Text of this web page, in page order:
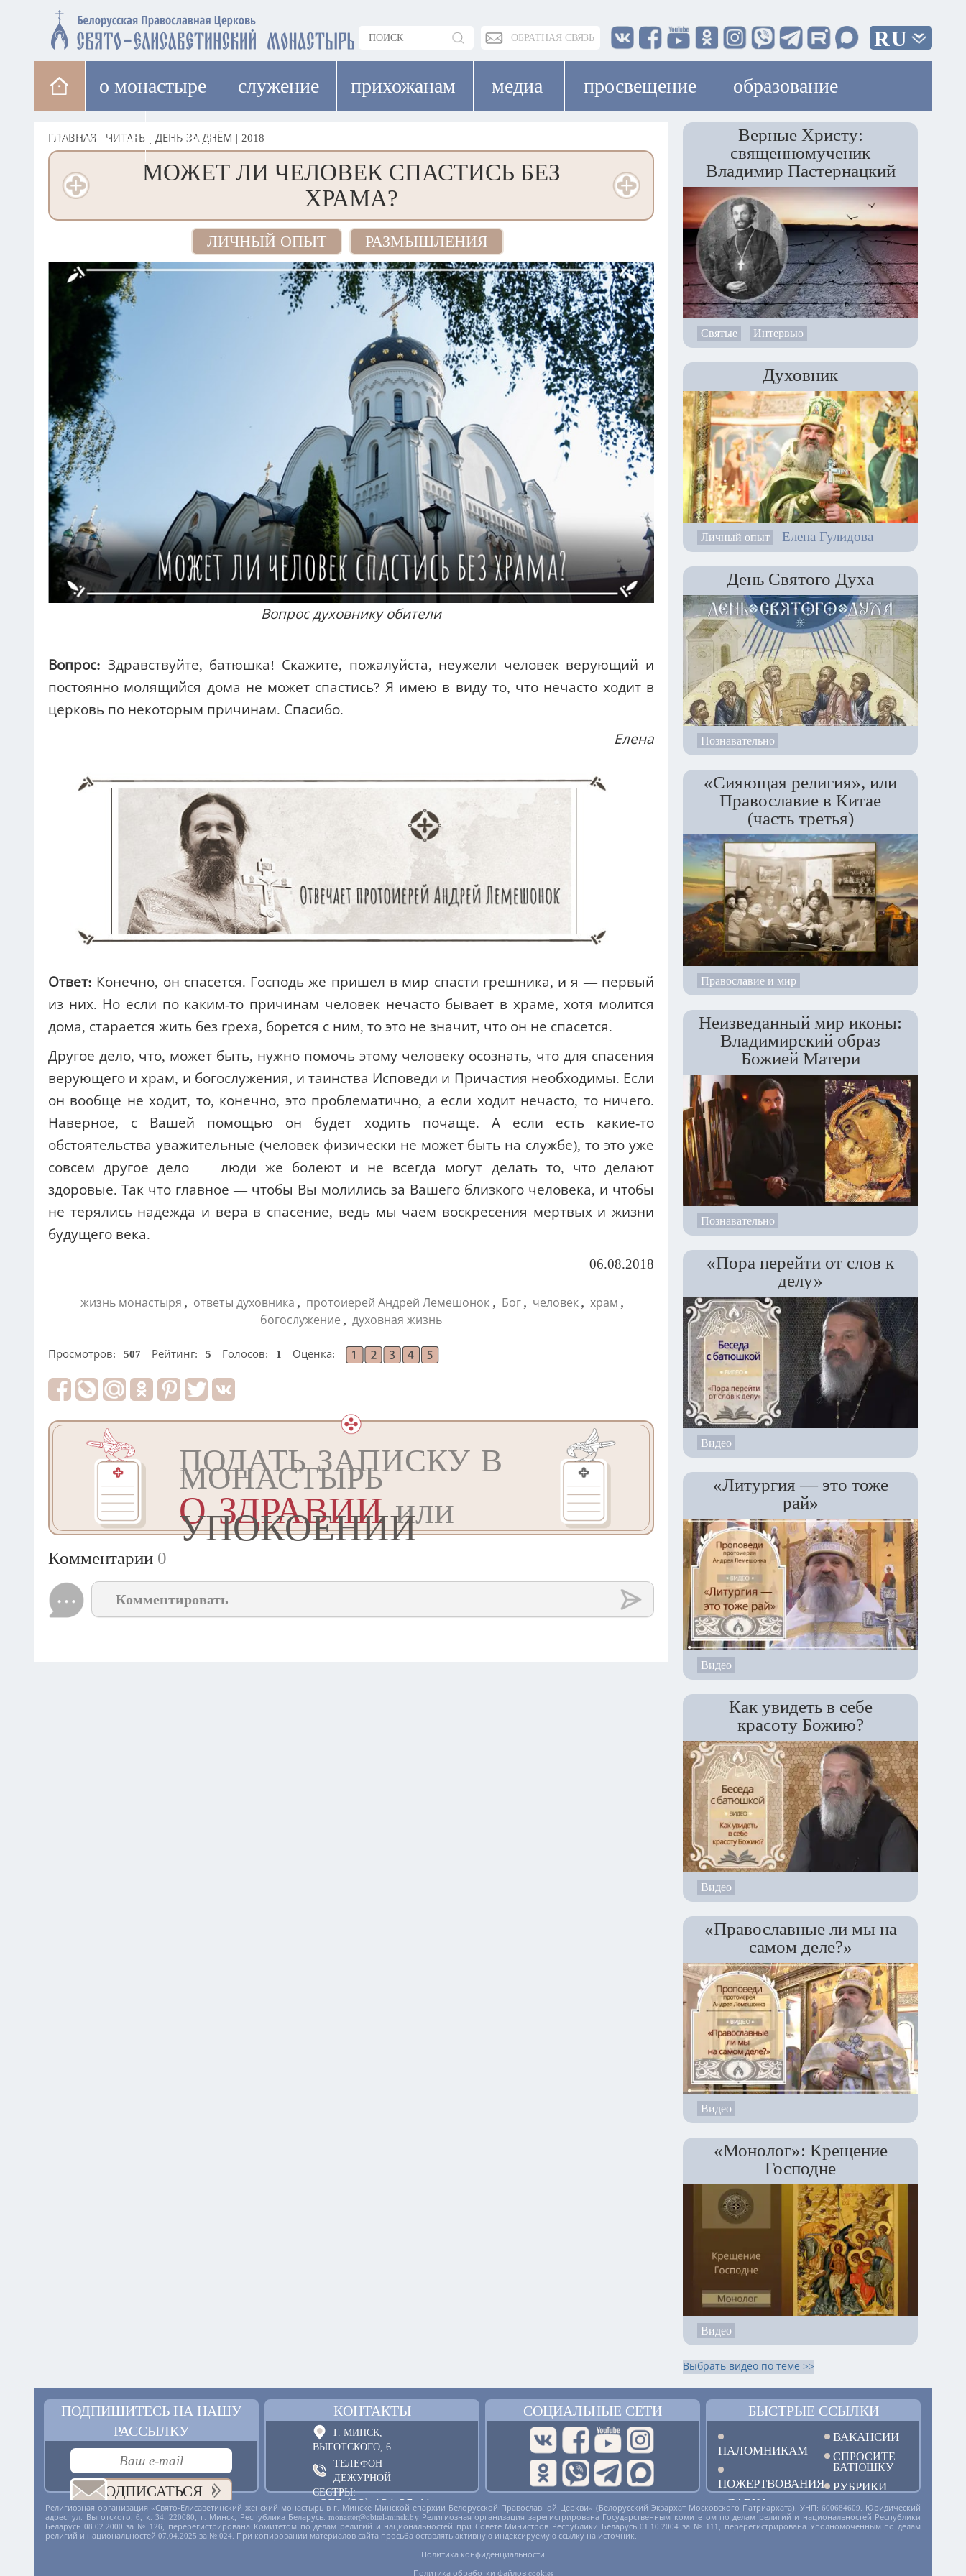
ОБРАТНАЯ СВЯЗЬ RU
о монастыре cлужение прихожанам медиа просвещение образование
паломникам лавка
ГЛАВНАЯ | ЧИТАТЬ ДЕНЬ ЗА ДНЁМ | 2018
МОЖЕТ ЛИ ЧЕЛОВЕК СПАСТИСЬ БЕЗ
ХРАМА?
ЛИЧНЫЙ ОПЫТ РАЗМЫШЛЕНИЯ
Вопрос духовнику обители
Вопрос: Здравствуйте, батюшка! Скажите, пожалуйста, неужели человек верующий и
постоянно молящийся дома не может спастись? Я имею в виду то, что нечасто ходит в
церковь по некоторым причинам. Спасибо.
Елена
Ответ: Конечно, он спасется. Господь же пришел в мир спасти грешника, и я — первый
из них. Но если по каким-то причинам человек нечасто бывает в храме, хотя молится
дома, старается жить без греха, борется с ним, то это не значит, что он не спасется.
Другое дело, что, может быть, нужно помочь этому человеку осознать, что для спасения
верующего и храм, и богослужения, и таинства Исповеди и Причастия необходимы. Если
он вообще не ходит, то, конечно, это проблематично, а если ходит нечасто, то ничего.
Наверное, с Вашей помощью он будет ходить почаще. А если есть какие-то
обстоятельства уважительные (человек физически не может быть на службе), то это уже
совсем другое дело — люди же болеют и не всегда могут делать то, что делают
здоровые. Так что главное — чтобы Вы молились за Вашего близкого человека, и чтобы
не терялись надежда и вера в спасение, ведь мы чаем воскресения мертвых и жизни
будущего века.
06.08.2018
жизнь монастыря , ответы духовника , протоиерей Андрей Лемешонок , Бог , человек , храм ,
богослужение , духовная жизнь
Просмотров: 507 Рейтинг: 5 Голосов: 1 Оценка:
ПОДАТЬ ЗАПИСКУ В
МОНАСТЫРЬ
О ЗДРАВИИили
УПОКОЕНИИ
Комментарии 0
Комментировать
Верные Христу:
священномученик
Владимир Пастернацкий
Святые Интервью
Духовник
Личный опыт Елена Гулидова
День Святого Духа
Познавательно
«Сияющая религия», или
Православие в Китае
(часть третья)
Православие и мир
Неизведанный мир иконы:
Владимирский образ
Божией Матери
Познавательно
«Пора перейти от слов к
делу»
Видео
«Литургия — это тоже
рай»
Видео
Как увидеть в себе
красоту Божию?
Видео
«Православные ли мы на
самом деле?»
Видео
«Монолог»: Крещение
Господне
Видео
Выбрать видео по теме >>
ПОДПИШИТЕСЬ НА НАШУ
РАССЫЛКУ
ПОДПИСАТЬСЯ
КОНТАКТЫ
Г. МИНСК,
ВЫГОТСКОГО, 6
ТЕЛЕФОН
ДЕЖУРНОЙ
СЕСТРЫ:
+375 (29) 121 25 41
ОБРАТНАЯ СВЯЗЬ
СОЦИАЛЬНЫЕ СЕТИ БЫСТРЫЕ ССЫЛКИ
ПАЛОМНИКАМ
ПОЖЕРТВОВАНИЯ
ЛАВКА
ВАКАНСИИ
СПРОСИТЕ
БАТЮШКУ
РУБРИКИ
Религиозная организация «Свято-Елисаветинский женский монастырь в г. Минске Минской епархии Белорусской Православной Церкви» (Белорусский Экзархат Московского Патриархата). УНП: 600684609. Юридический
адрес: ул. Выготского, 6, к. 34, 220080, г. Минск, Республика Беларусь. monaster@obitel-minsk.by Религиозная организация зарегистрирована Государственным комитетом по делам религий и национальностей Республики
Беларусь 08.02.2000 за № 126, перерегистрирована Комитетом по делам религий и национальностей при Совете Министров Республики Беларусь 01.10.2004 за № 111, перерегистрирована Уполномоченным по делам
религий и национальностей 07.04.2025 за № 024. При копировании материалов сайта просьба оставлять активную индексируемую ссылку на источник.
Политика конфиденциальности
Политика обработки файлов cookies